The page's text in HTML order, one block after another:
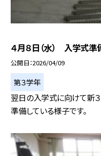
４月８日（水） 入学式準
公開日 2026/04/09
第３学年
翌日の入学式に向けて新
準備している様子です。